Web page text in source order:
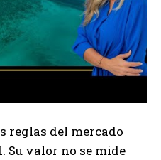
reglas del mercado
valor no se mide